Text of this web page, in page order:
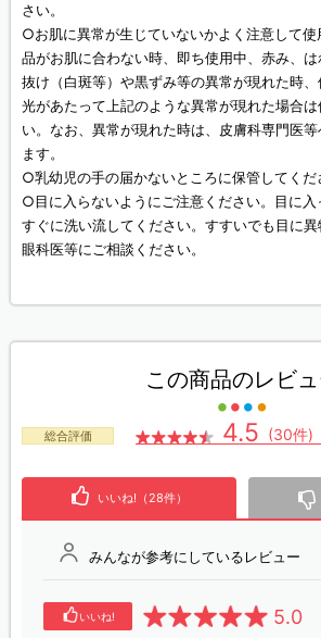
さい。
○お肌に異常が生じていないかよく注意して
品がお肌に合わない時、即ち使用中、赤み、
抜け（白斑等）や黒ずみ等の異常が現れた時
光があたって上記のような異常が現れた場合
い。なお、異常が現れた時は、皮膚科専門医
ます。
○乳幼児の手の届かないところに保管してくだ
○目に入らないようにご注意ください。目に入
すぐに洗い流してください。すすいでも目に異
眼科医等にご相談ください。
この商品のレビ
総合評価 4.5 (30件)
いいね!（28件）
みんなが参考にしているレビュー
いいね! 5.0